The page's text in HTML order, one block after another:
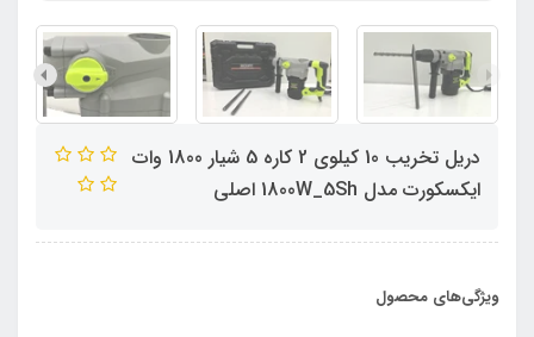
دریل تخریب 10 کیلوی 2 کاره 5 شیار 1800 وات
ایکسکورت مدل 1800W_5Sh اصلی
ویژگی‌های محصول